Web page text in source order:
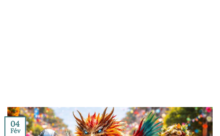
04
Fév